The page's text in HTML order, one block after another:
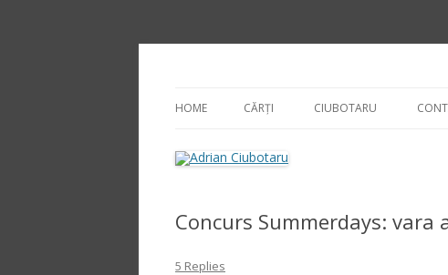
HOME CĂRȚI CIUBOTARU
Concurs Summerdays:
5 Replies